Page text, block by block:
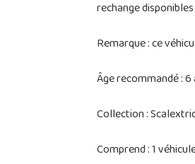
rechange
Remarque : ce
Âge recommandé :
Collection :
Comprend : 1